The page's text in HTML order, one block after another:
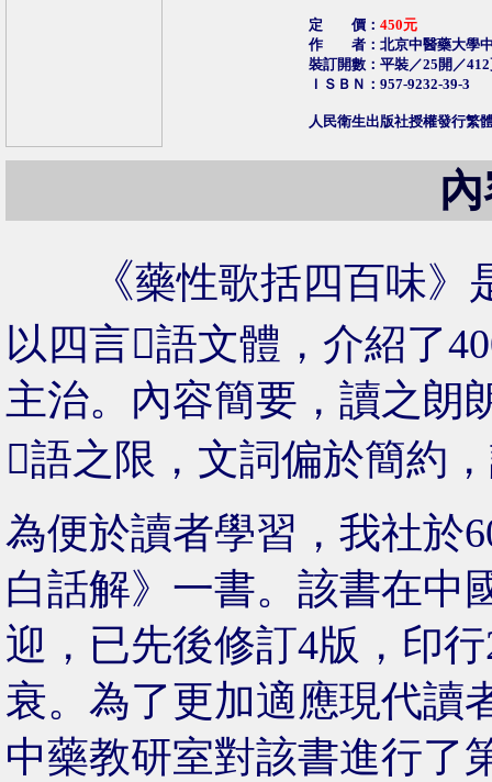
定 價： 450元
作 者：北京中醫藥大學中
裝訂開數：平裝／25開／
ＩＳＢＮ：957-9232-39-3
人民衛生出版社授權發行繁
《藥性歌括四百味》
以四言語文體，介紹了
主治。內容簡要，讀之朗
語之限，文詞偏於簡約
為便於讀者學習，我社於
白話解》一書。該書在中
迎，已先後修訂4版，印
衰。為了更加適應現代讀
中藥教研室對該書進行了